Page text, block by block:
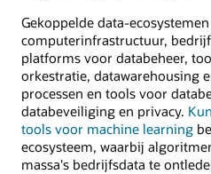
Gekoppelde data-
computerinfrastructuur,
platforms voor databeheer,
orkestratie, datawarehousing
processen en tools voor
databeveiliging en privacy.
tools voor machine learning
ecosysteem, waarbij
massa's bedrijfsdata te